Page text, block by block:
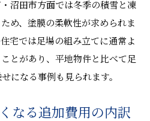
沼田市方面では冬季の積雪と凍
め、塗膜の柔軟性が求められま
宅では足場の組み立てに通常よ
とがあり、平地物件と比べて足
になる事例も見られます。
なる追加費用の内訳